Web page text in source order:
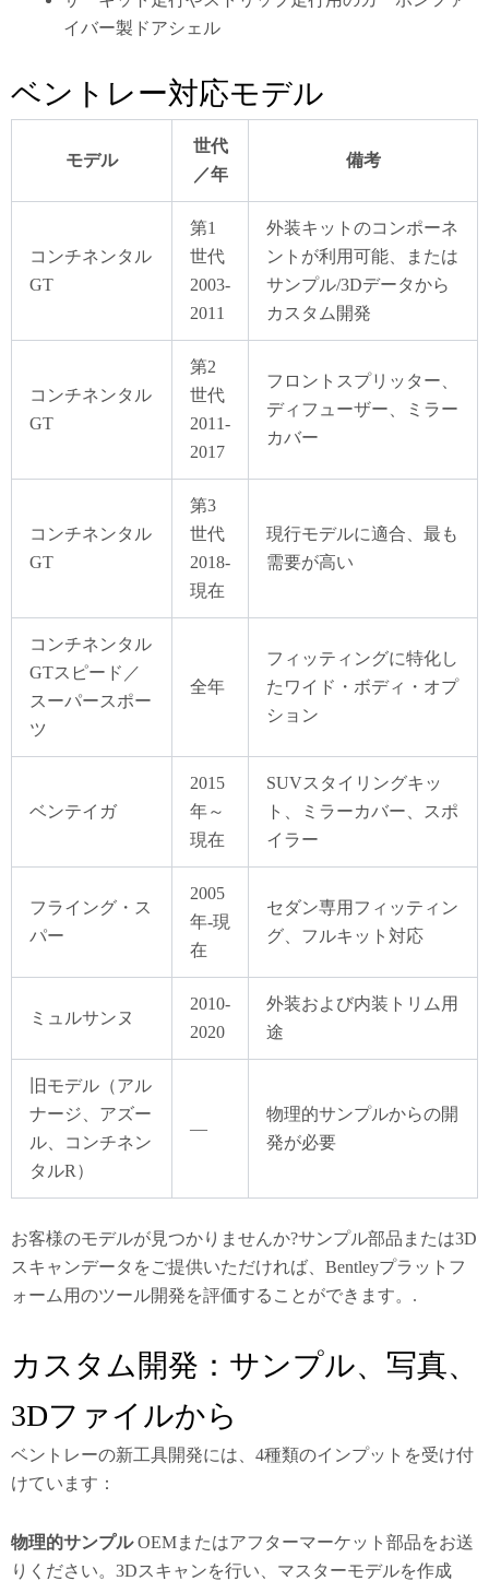
イバー製ドアシェル
ベントレー対応モデル
モデル
世代
／年
備考
コンチネンタル
GT
第1
世代
2003-
2011
外装キットのコンポーネ
ントが利用可能、または
サンプル/3Dデータから
カスタム開発
コンチネンタル
GT
第2
世代
2011-
2017
フロントスプリッター、
ディフューザー、ミラー
カバー
コンチネンタル
GT
第3
世代
2018-
現在
現行モデルに適合、最も
需要が高い
コンチネンタル
GTスピード／
スーパースポー
ツ
全年
フィッティングに特化し
たワイド・ボディ・オプ
ション
ベンテイガ
2015
年～
現在
SUVスタイリングキッ
ト、ミラーカバー、スポ
イラー
フライング・ス
パー
2005
年-現
在
セダン専用フィッティン
グ、フルキット対応
ミュルサンヌ
2010-
2020
外装および内装トリム用
途
旧モデル（アル
ナージ、アズー
ル、コンチネン
タルR）
—
物理的サンプルからの開
発が必要
お客様のモデルが見つかりませんか?サンプル部品または3D
スキャンデータをご提供いただければ、Bentleyプラットフ
ォーム用のツール開発を評価することができます。.
カスタム開発：サンプル、写真、
3Dファイルから
ベントレーの新工具開発には、4種類のインプットを受け付
けています：
物理的サンプルOEMまたはアフターマーケット部品をお送
りください。3Dスキャンを行い、マスターモデルを作成